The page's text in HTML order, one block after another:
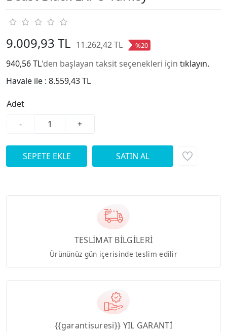
9.009,93 TL 11.262,42 TL %20
940,56 TL'den başlayan taksit seçenekleri için tıklayın.
Havale ile : 8.559,43 TL
Adet
-
+
TESLİMAT BİLGİLERİ
Ürününüz gün içerisinde teslim edilir
{{garantisuresi}} YIL GARANTİ